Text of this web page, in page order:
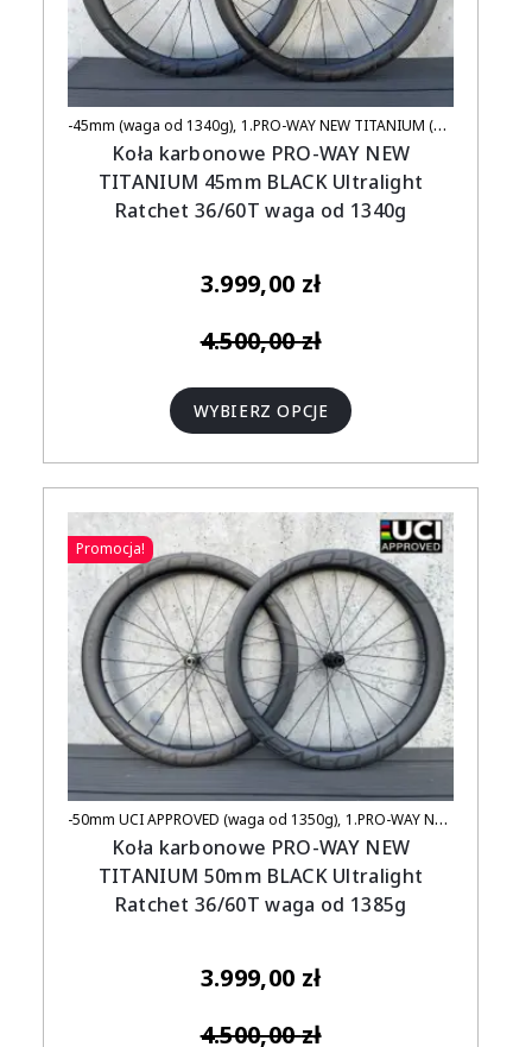
-45mm (waga od 1340g) 1.PRO-WAY NEW TITANIUM (UCI APPROVED)
Koła karbonowe PRO-WAY NEW
TITANIUM 45mm BLACK Ultralight
Ratchet 36/60T waga od 1340g
3.999,00 zł
4.500,00zł
WYBIERZ OPCJE
Promocja!
-50mm UCI APPROVED (waga od 1350g) 1.PRO-WAY NEW TITANIUM (UCI APPROVED)
Koła karbonowe PRO-WAY NEW
TITANIUM 50mm BLACK Ultralight
Ratchet 36/60T waga od 1385g
3.999,00 zł
4.500,00zł